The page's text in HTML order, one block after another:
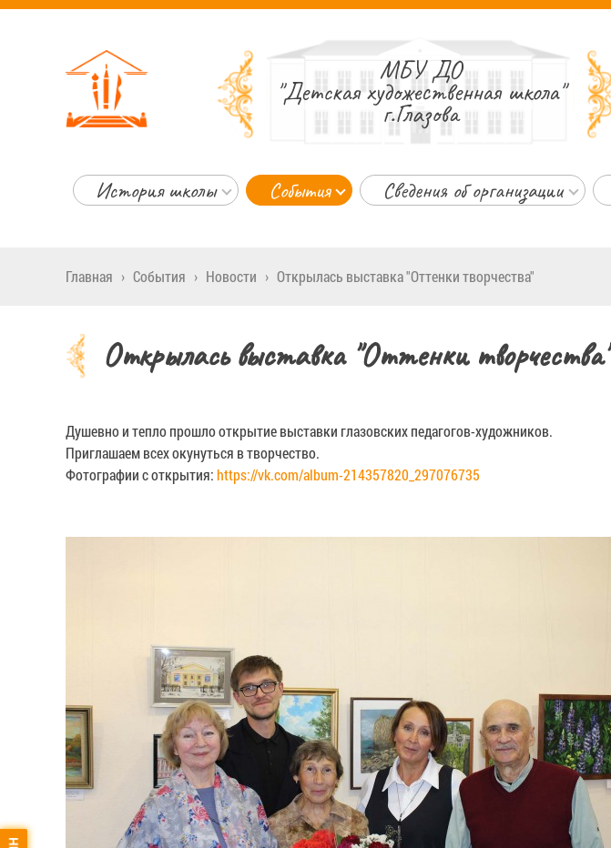
МБУ ДО
"Детская художественная школа"
г.Глазова
История школы События Сведения об организации
Главная › События › Новости › Открылась выставка "Оттенки творчества"
Открылась выставка "Оттенки творчества"
Душевно и тепло прошло открытие выставки глазовских педагогов-художников.
Приглашаем всех окунуться в творчество.
Фотографии с открытия:https://vk.com/album-214357820_297076735